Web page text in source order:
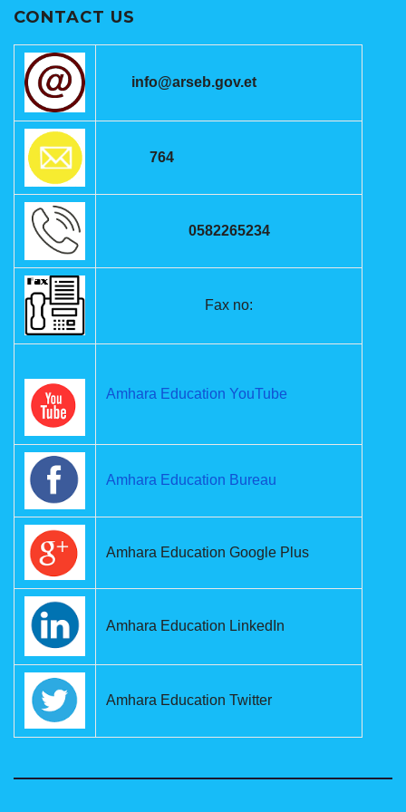
CONTACT US
info@arseb.gov.et
764
0582265234
Fax no:
Amhara Education YouTube
Amhara Education Bureau
Amhara Education Google Plus
Amhara Education LinkedIn
Amhara Education Twitter